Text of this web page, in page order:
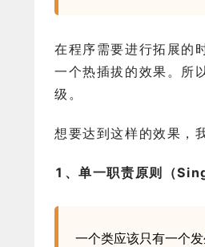
在程序需要进行拓展的
一个热插拔的效果。所
级。
想要达到这样的效果，
1、单一职责原则（
一个类应该只有一个发